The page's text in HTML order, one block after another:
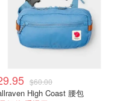
$60.00
High Coast 腰包